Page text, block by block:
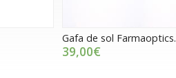
Gafa de sol Farmaoptics.
39,00€